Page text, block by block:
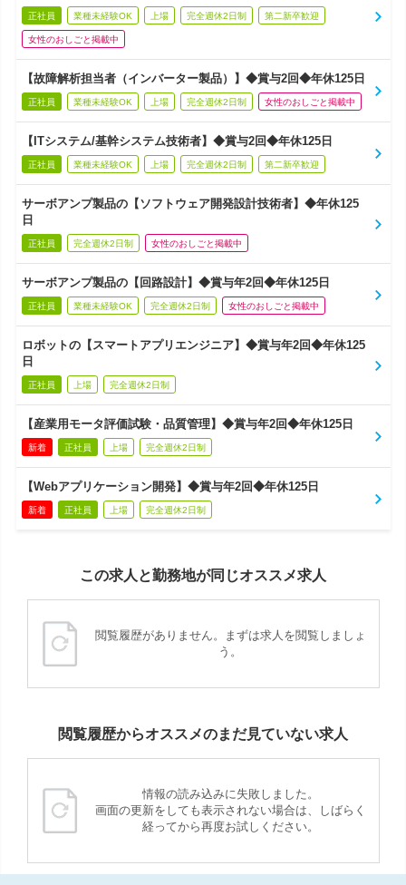
正社員 業種未経験OK 上場 完全週休2日制 第二新卒歓迎
女性のおしごと掲載中
【故障解析担当者（インバーター製品）】◆賞与2回◆年休125日
正社員 業種未経験OK 上場 完全週休2日制 女性のおしごと掲載中
【ITシステム/基幹システム技術者】◆賞与2回◆年休125日
正社員 業種未経験OK 上場 完全週休2日制 第二新卒歓迎
サーボアンプ製品の【ソフトウェア開発設計技術者】◆年休125
日
正社員 完全週休2日制 女性のおしごと掲載中
サーボアンプ製品の【回路設計】◆賞与年2回◆年休125日
正社員 業種未経験OK 完全週休2日制 女性のおしごと掲載中
ロボットの【スマートアプリエンジニア】◆賞与年2回◆年休125
日
正社員 上場 完全週休2日制
【産業用モータ評価試験・品質管理】◆賞与年2回◆年休125日
新着 正社員 上場 完全週休2日制
【Webアプリケーション開発】◆賞与年2回◆年休125日
新着 正社員 上場 完全週休2日制
この求人と勤務地が同じオススメ求人
閲覧履歴がありません。まずは求人を閲覧しましょ
う。
閲覧履歴からオススメのまだ見ていない求人
情報の読み込みに失敗しました。
画面の更新をしても表示されない場合は、しばらく
経ってから再度お試しください。